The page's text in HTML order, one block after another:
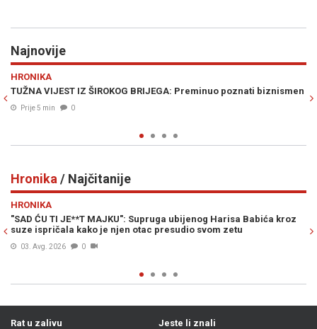
Najnovije
Preminuo poznati biznismen ISTINA KONAČNO IZLAZI NA
će ko je i koliko godina unazad krao
Hronika / Najčitanije
ubijenog Harisa Babića kroz
presudio svom zetu
OVO JE HARIS BABIĆ: Mladić
općini Stari Grad ubio punac
Rat u zalivu
Jeste li znali